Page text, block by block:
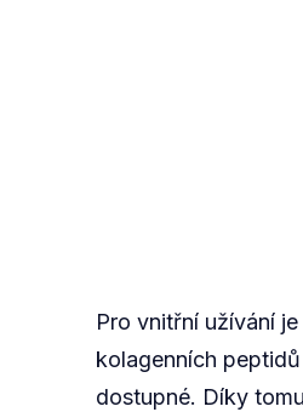
Pro vnitřní užívání je
kolagenních
dostupné. Díky